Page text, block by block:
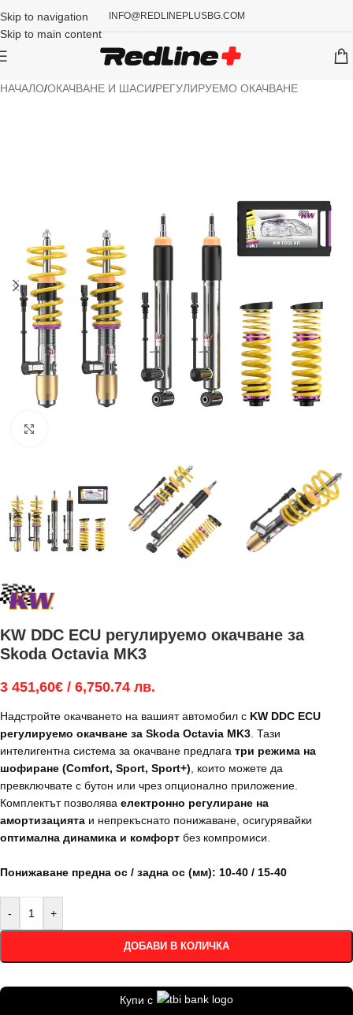
Skip to navigation
Skip to main content
INFO@REDLINEPLUSBG.COM
НАЧАЛО/ОКАЧВАНЕ И ШАСИ/РЕГУЛИРУЕМО ОКАЧВАНЕ
KW DDC ECU регулируемо окачване за
Skoda Octavia MK3
3 451,60€ / 6,750.74 лв.
Надстройте окачването на вашият автомобил с KW DDC ECU
регулируемо окачване за Skoda Octavia MK3. Тази
интелигентна система за окачване предлага три режима на
шофиране (Comfort, Sport, Sport+), които можете да
превключвате с бутон или чрез опционално приложение.
Комплектът позволява електронно регулиране на
амортизацията и непрекъснато понижаване, осигурявайки
оптимална динамика и комфорт без компромиси.
Понижаване предна ос / задна ос (мм): 10-40 / 15-40
- +
ДОБАВИ В КОЛИЧКА
Купи с